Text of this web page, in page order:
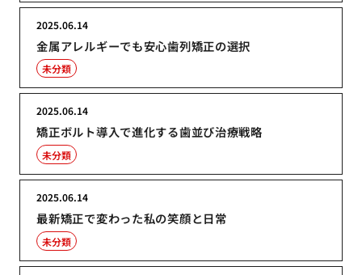
金属アレルギーでも安心歯列矯正の選択
2025.06.14
未分類
矯正ボルト導入で進化する歯並び治療戦略
2025.06.14
未分類
最新矯正で変わった私の笑顔と日常
2025.06.14
未分類